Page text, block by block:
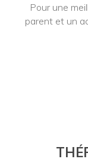
Pour une
parent et un